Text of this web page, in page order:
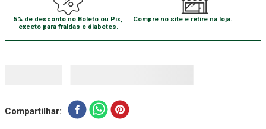
5% de desconto no Boleto ou Pix,
exceto para fraldas e diabetes.
Compre no site e retire na loja.
Compartilhar